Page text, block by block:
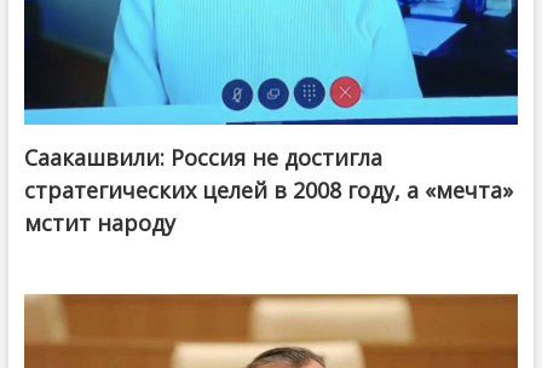
Саакашвили: Россия не достигла
стратегических целей в 2008 году, а «мечта»
мстит народу